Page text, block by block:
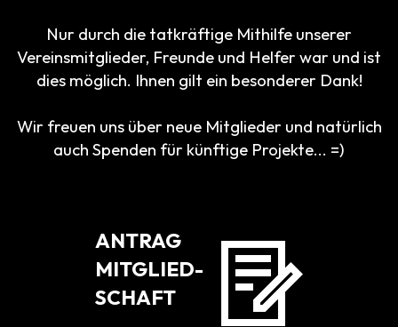
Nur durch die tatkräftige Mithilfe unserer
Vereinsmitglieder, Freunde und Helfer war und ist
dies möglich. Ihnen gilt ein besonderer Dank!
Wir freuen uns über neue Mitglieder und natürlich
auch Spenden für künftige Projekte... =)
ANTRAG
MITGLIED-
SCHAFT